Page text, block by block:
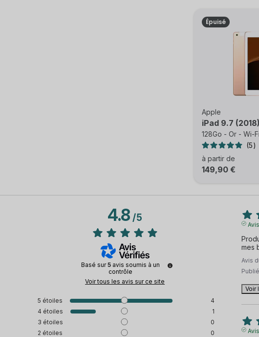
Épuisé
Apple
iPad 9.7 (2018)
128Go - Or - Wi-
5
à partir de
149,90 €
4.8/5
Basé sur5 avis soumis à un
contrôle
Voir tous les avis sur ce site
5 étoiles
4
4 étoiles
1
3 étoiles
0
2 étoiles
0
mes
Avis
Voir